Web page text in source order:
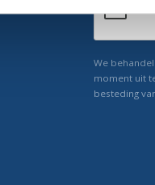
We
moment uit
besteding